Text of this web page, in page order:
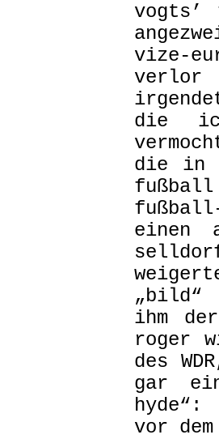
vize-
verlor
die
die in
einen
„bild“
ihm
roger
des
gar
vor